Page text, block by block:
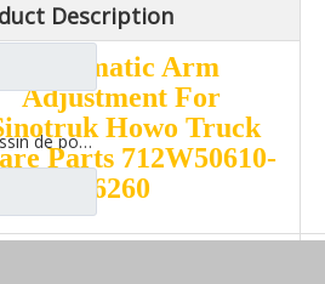
Engrenage d'angle moyen de bassin de pont pour les pièces de rechange 5801845742 de camion de SAIC Hongyan
Engrenage d'angle de bassin de pont moyen pour pièces de rechange Shamcan DelongTruck 81.35199.6535
Description
Automatic Arm
Adjustment For
Howo Truck
Parts 712W50610-
6260